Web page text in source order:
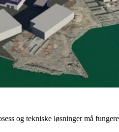
og tekniske løsninger må